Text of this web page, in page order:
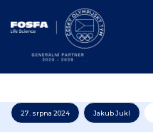
27. srpna 2024 Jakub Jukl